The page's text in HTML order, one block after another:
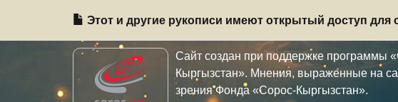
Этот и другие рукописи имеют открытый доступ для
Сайт создан при поддержке
Кыргызстан». Мнения, выраженные на
зрения Фонда «Сорос-Кыргызстан».